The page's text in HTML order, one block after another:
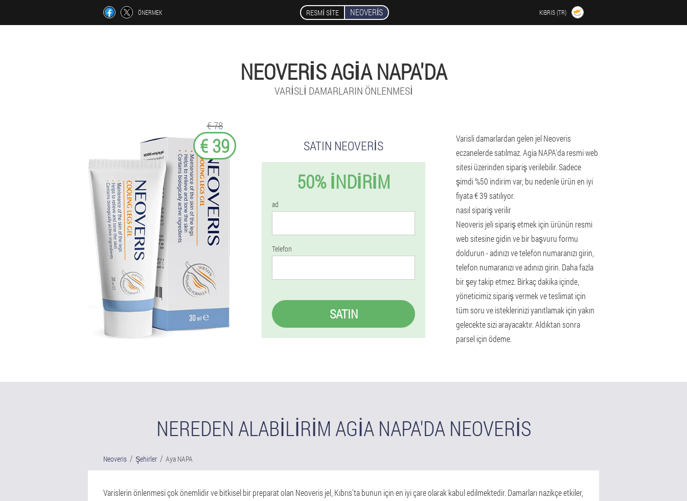
ÖNERMEK RESMI SITE NEOVERIS KIBRIS (TR)
NEOVERIS AGIA NAPA'DA
VARISLI DAMARLARIN ÖNLENMESI
€ 78
€ 39 SATIN NEOVERIS
50% İNDIRIM
ad
Telefon
SATIN
Varisli damarlardan gelen jel Neoveris
eczanelerde satılmaz. Agia NAPA'da resmi web
sitesi üzerinden sipariş verilebilir. Sadece
şimdi %50 indirim var, bu nedenle ürün en iyi
fiyata € 39 satılıyor.
nasıl sipariş verilir
Neoveris jeli sipariş etmek için ürünün resmi
web sitesine gidin ve bir başvuru formu
doldurun - adınızı ve telefon numaranızı girin,
telefon numaranızı ve adınızı girin. Daha fazla
bir şey takip etmez. Birkaç dakika içinde,
yöneticimiz sipariş vermek ve teslimat için
tüm soru ve isteklerinizi yanıtlamak için yakın
gelecekte sizi arayacaktır. Aldıktan sonra
parsel için ödeme.
NEREDEN ALABILIRIM AGIA NAPA'DA NEOVERIS
Neoveris Şehirler Aya NAPA
Varislerin önlenmesi çok önemlidir ve bitkisel bir preparat olan Neoveris jel, Kıbrıs'ta bunun için en iyi çare olarak kabul edilmektedir. Damarları nazikçe etkiler,